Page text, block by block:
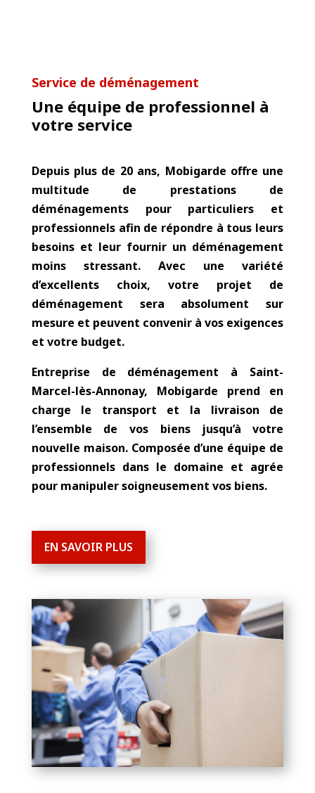
Service de déménagement
Une équipe de professionnel à
votre service
Depuis plus de 20 ans, Mobigarde offre une
multitude de prestations de
déménagements pour particuliers et
professionnels afin de répondre à tous leurs
besoins et leur fournir un déménagement
moins stressant. Avec une variété
d’excellents choix, votre projet de
déménagement sera absolument sur
mesure et peuvent convenir à vos exigences
et votre budget.
Entreprise de déménagement à Saint-
Marcel-lès-Annonay, Mobigarde prend en
charge le transport et la livraison de
l’ensemble de vos biens jusqu’à votre
nouvelle maison. Composée d’une équipe de
professionnels dans le domaine et agrée
pour manipuler soigneusement vos biens.
EN SAVOIR PLUS